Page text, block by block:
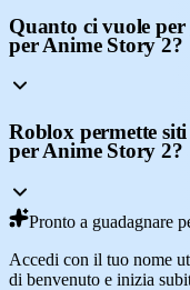
Quanto ci vuole
per Anime Story 2?
Roblox permette
per Anime Story 2?
Pronto a guadagnare
Accedi con il tuo nome
di benvenuto e inizia